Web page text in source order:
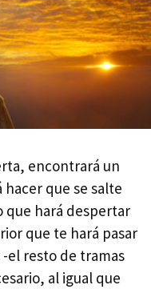
encontrará un
que se salte
que hará despertar
que te hará pasar
el resto de tramas
al igual que